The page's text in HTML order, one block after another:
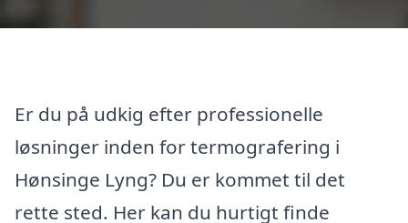
Er du på udkig efter professionelle
løsninger inden for termografering i
Hønsinge Lyng? Du er kommet til det
rette sted. Her kan du hurtigt finde